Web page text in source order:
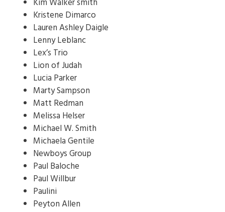
Kristene Dimarco
Lauren Ashley Daigle
Lenny Leblanc
Lex’s Trio
Lion of Judah
Lucia Parker
Marty Sampson
Matt Redman
Melissa Helser
Michael W. Smith
Michaela Gentile
Newboys Group
Paul Baloche
Paul Willbur
Paulini
Peyton Allen